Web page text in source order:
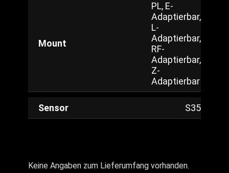
Mount
PL, E-
Adaptierbar,
L-
Adaptierbar,
RF-
Adaptierbar,
Z-
Adaptierbar
Sensor S35
Keine Angaben zum Lieferumfang vorhanden.